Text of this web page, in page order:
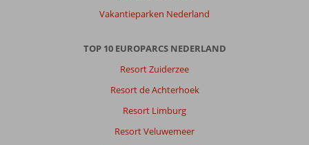
Vakantieparken Nederland
TOP 10 EUROPARCS NEDERLAND
Resort Zuiderzee
Resort de Achterhoek
Resort Limburg
Resort Veluwemeer